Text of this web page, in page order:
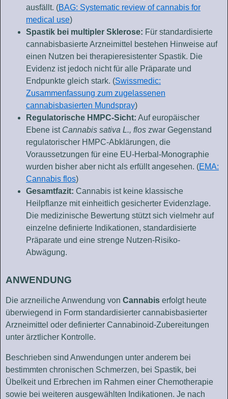
ausfällt. (BAG: Systematic review of cannabis for
medical use)
Spastik bei multipler Sklerose: Für standardisierte
cannabisbasierte Arzneimittel bestehen Hinweise auf
einen Nutzen bei therapieresistenter Spastik. Die
Evidenz ist jedoch nicht für alle Präparate und
Endpunkte gleich stark. (Swissmedic:
Zusammenfassung zum zugelassenen
cannabisbasierten Mundspray)
Regulatorische HMPC-Sicht: Auf europäischer
Ebene ist Cannabis sativa L., flos zwar Gegenstand
regulatorischer HMPC-Abklärungen, die
Voraussetzungen für eine EU-Herbal-Monographie
wurden bisher aber nicht als erfüllt angesehen. (EMA:
Cannabis flos)
Gesamtfazit: Cannabis ist keine klassische
Heilpflanze mit einheitlich gesicherter Evidenzlage.
Die medizinische Bewertung stützt sich vielmehr auf
einzelne definierte Indikationen, standardisierte
Präparate und eine strenge Nutzen-Risiko-
Abwägung.
ANWENDUNG
Die arzneiliche Anwendung von Cannabis erfolgt heute
überwiegend in Form standardisierter cannabisbasierter
Arzneimittel oder definierter Cannabinoid-Zubereitungen
unter ärztlicher Kontrolle.
Beschrieben sind Anwendungen unter anderem bei
bestimmten chronischen Schmerzen, bei Spastik, bei
Übelkeit und Erbrechen im Rahmen einer Chemotherapie
sowie bei weiteren ausgewählten Indikationen. Je nach